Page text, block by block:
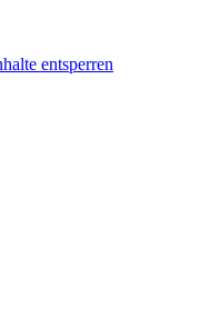
entsperren